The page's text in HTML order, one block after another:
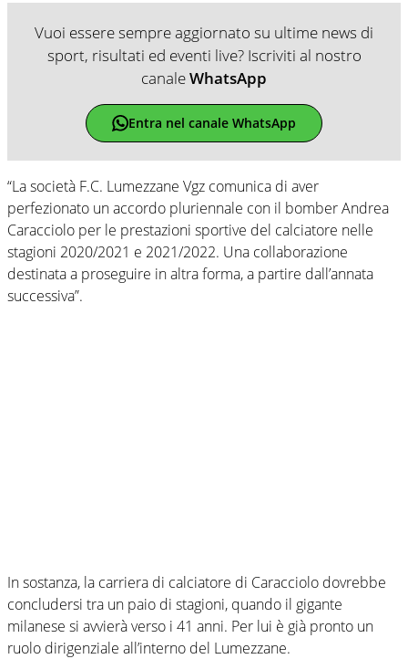
Vuoi essere sempre aggiornato su ultime news di
sport, risultati ed eventi live? Iscriviti al nostro
canaleWhatsApp
Entra nel canale WhatsApp
“La società F.C. Lumezzane Vgz comunica di aver
perfezionato un accordo pluriennale con il bomber Andrea
Caracciolo per le prestazioni sportive del calciatore nelle
stagioni 2020/2021 e 2021/2022. Una collaborazione
destinata a proseguire in altra forma, a partire dall’annata
successiva”.
In sostanza, la carriera di calciatore di Caracciolo dovrebbe
concludersi tra un paio di stagioni, quando il gigante
milanese si avvierà verso i 41 anni. Per lui è già pronto un
ruolo dirigenziale all’interno del Lumezzane.